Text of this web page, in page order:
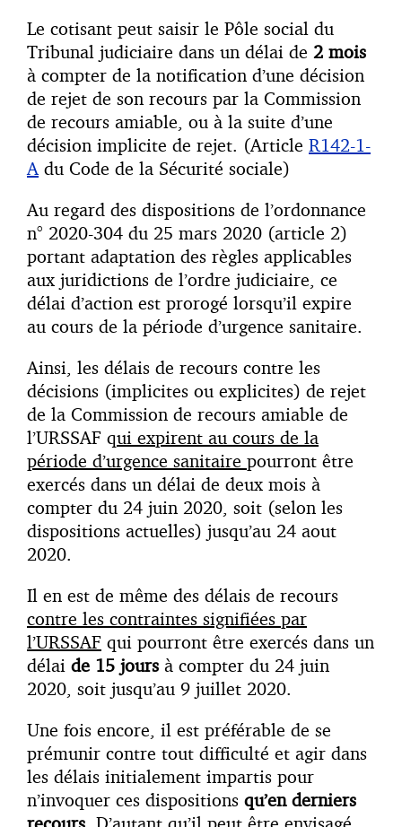
Le cotisant peut saisir le Pôle social du
Tribunal judiciaire dans un délai de 2 mois
à compter de la notification d’une décision
de rejet de son recours par la Commission
de recours amiable, ou à la suite d’une
décision implicite de rejet. (Article R142-1-
A du Code de la Sécurité sociale)
Au regard des dispositions de l’ordonnance
n° 2020-304 du 25 mars 2020 (article 2)
portant adaptation des règles applicables
aux juridictions de l’ordre judiciaire, ce
délai d’action est prorogé lorsqu’il expire
au cours de la période d’urgence sanitaire.
Ainsi, les délais de recours contre les
décisions (implicites ou explicites) de rejet
de la Commission de recours amiable de
l’URSSAF qui expirent au cours de la
période d’urgence sanitaire pourront être
exercés dans un délai de deux mois à
compter du 24 juin 2020, soit (selon les
dispositions actuelles) jusqu’au 24 aout
2020.
Il en est de même des délais de recours
contre les contraintes signifiées par
l’URSSAF qui pourront être exercés dans un
délai de 15 jours à compter du 24 juin
2020, soit jusqu’au 9 juillet 2020.
Une fois encore, il est préférable de se
prémunir contre tout difficulté et agir dans
les délais initialement impartis pour
n’invoquer ces dispositions qu’en derniers